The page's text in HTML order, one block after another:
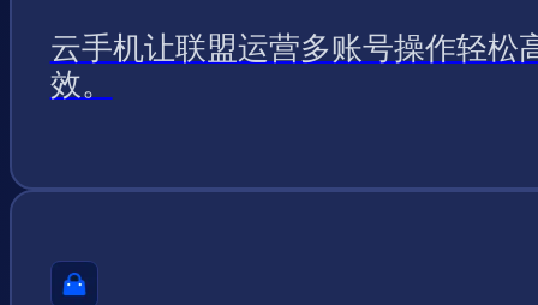
云手机让联盟运营多账号操作轻松
效。